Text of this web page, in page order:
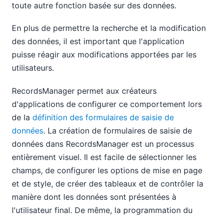
toute autre fonction basée sur des données.
En plus de permettre la recherche et la modification
des données, il est important que l'application
puisse réagir aux modifications apportées par les
utilisateurs.
RecordsManager permet aux créateurs
d'applications de configurer ce comportement lors
de la définition des formulaires de saisie de
données. La création de formulaires de saisie de
données dans RecordsManager est un processus
entièrement visuel. Il est facile de sélectionner les
champs, de configurer les options de mise en page
et de style, de créer des tableaux et de contrôler la
manière dont les données sont présentées à
l'utilisateur final. De même, la programmation du